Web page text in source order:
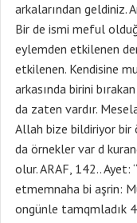
arkalarından geldiniz.
Bir de ismi meful
eylemden etkilenen
etkilenen. Kendisine
arkasında birini
da zaten vardır.
Allah bize bildiriyor bir
da örnekler var d
olur. ARAF, 142..
etmemnaha bi aşrin:
ongünle tamqmladık